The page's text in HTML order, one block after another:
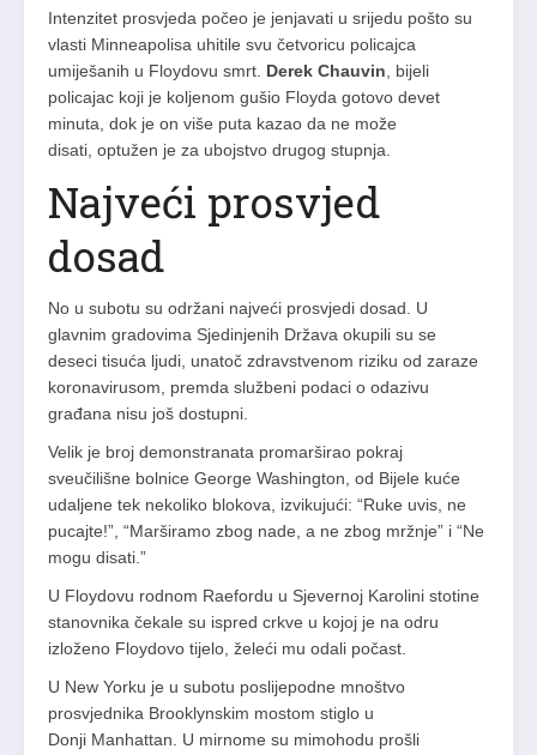
Intenzitet prosvjeda počeo je jenjavati u srijedu pošto su
vlasti Minneapolisa uhitile svu četvoricu policajca
umiješanih u Floydovu smrt. Derek Chauvin , bijeli
policajac koji je koljenom gušio Floyda gotovo devet
minuta, dok je on više puta kazao da ne može
disati, optužen je za ubojstvo drugog stupnja.
Najveći prosvjed
dosad
No u subotu su održani najveći prosvjedi dosad. U
glavnim gradovima Sjedinjenih Država okupili su se
deseci tisuća ljudi, unatoč zdravstvenom riziku od zaraze
koronavirusom, premda službeni podaci o odazivu
građana nisu još dostupni.
Velik je broj demonstranata promarširao pokraj
sveučilišne bolnice George Washington, od Bijele kuće
udaljene tek nekoliko blokova, izvikujući: “Ruke uvis, ne
pucajte!”, “Marširamo zbog nade, a ne zbog mržnje” i “Ne
mogu disati.”
U Floydovu rodnom Raefordu u Sjevernoj Karolini stotine
stanovnika čekale su ispred crkve u kojoj je na odru
izloženo Floydovo tijelo, želeći mu odali počast.
U New Yorku je u subotu poslijepodne mnoštvo
prosvjednika Brooklynskim mostom stiglo u
Donji Manhattan. U mirnome su mimohodu prošli